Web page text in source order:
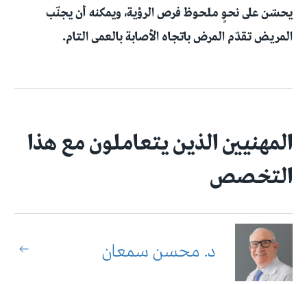
يحسّن على نحوٍ ملحوظ فرص الرؤية، ويمكنه أن يجنّب
المريض تقدّم المرض باتجاه الأصابة بالعمى التام.
المهنيين الذين يتعاملون مع هذا
التخصص
د. محسن سمعان